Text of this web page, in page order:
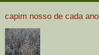
capim nosso de cada ano